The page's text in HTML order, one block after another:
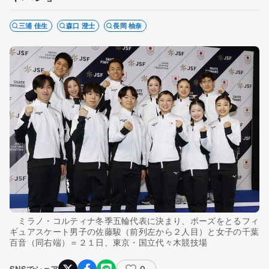
三浦 佳生 森口 澄士 長岡 柚奈
ミラノ・コルティナ冬季五輪代表に決まり、ポーズをとるフィ
ギュアスケート男子の佐藤駿（前列左から２人目）と女子の千葉
百音（同右端）＝２１日、東京・国立代々木競技場